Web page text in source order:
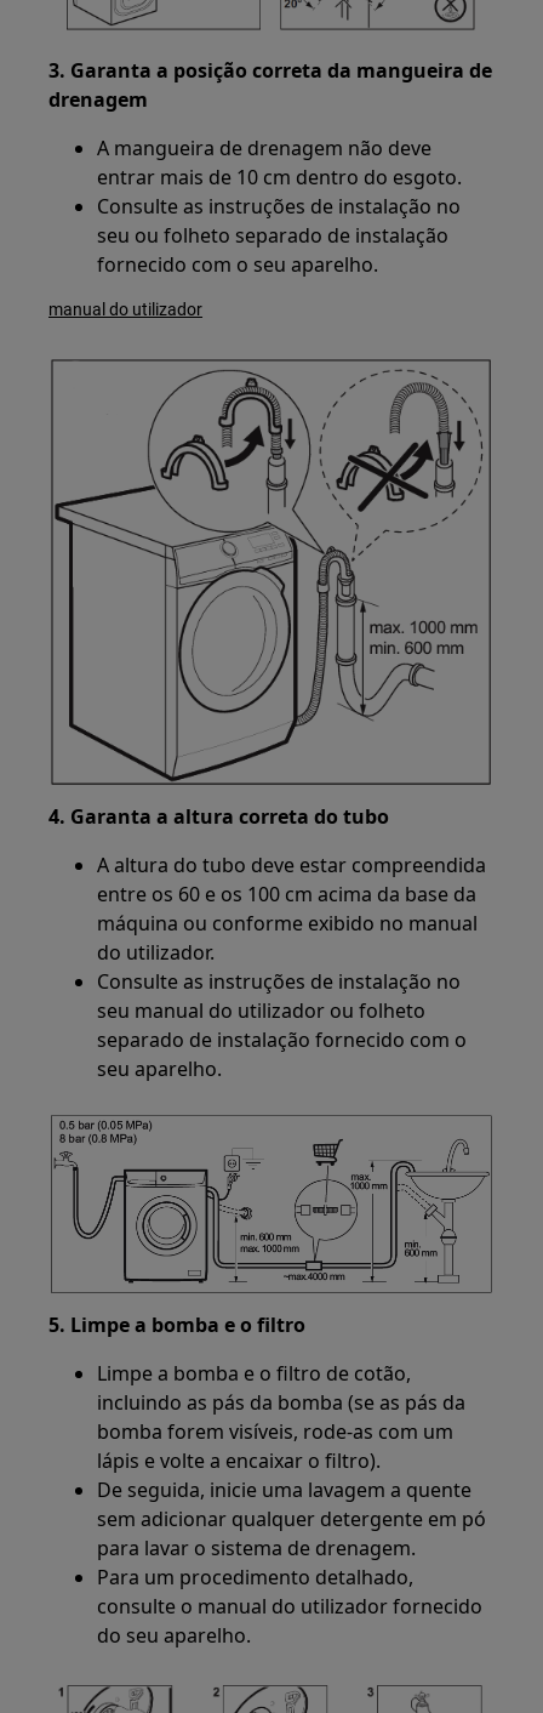
3. Garanta a posição correta da mangueira de
drenagem
A mangueira de drenagem não deve
entrar mais de 10 cm dentro do esgoto.
Consulte as instruções de instalação no
seu ou folheto separado de instalação
fornecido com o seu aparelho.
manual do utilizador
4. Garanta a altura correta do tubo
A altura do tubo deve estar compreendida
entre os 60 e os 100 cm acima da base da
máquina ou conforme exibido no manual
do utilizador.
Consulte as instruções de instalação no
seu manual do utilizador ou folheto
separado de instalação fornecido com o
seu aparelho.
5. Limpe a bomba e o filtro
Limpe a bomba e o filtro de cotão,
incluindo as pás da bomba (se as pás da
bomba forem visíveis, rode-as com um
lápis e volte a encaixar o filtro).
De seguida, inicie uma lavagem a quente
sem adicionar qualquer detergente em pó
para lavar o sistema de drenagem.
Para um procedimento detalhado,
consulte o manual do utilizador fornecido
do seu aparelho.